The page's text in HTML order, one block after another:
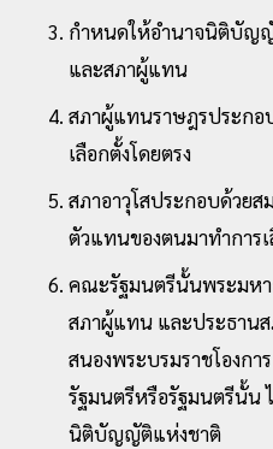
กำหนดให้อำนาจนิติบัญญั
และสภาผู้แทน
สภาผู้แทนราษฎรประกอ
เลือกตั้งโดยตรง
สภาอาวุโสประกอบด้วยส
ตัวแทนของตนมาทำการเ
คณะรัฐมนตรีนั้นพระมหา
สภาผู้แทน และประธานส
สนองพระบรมราชโองก
รัฐมนตรีหรือรัฐมนตรีนั้น
นิติบัญญัติแห่งชาติ